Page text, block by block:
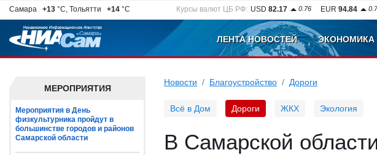
Самара +13 °C, Тольятти +14 °C Курсы валют ЦБ РФ: USD 82.17 0.76 EUR 94.84
ЛЕНТА НОВОСТЕЙ ЭКОНОМИКА
МЕРОПРИЯТИЯ
Мероприятия в День
физкультурника пройдут в
большинстве городов и районов
Самарской области
Новости Благоустройство Дороги
Всё в Дом Дороги ЖКХ Экология
В Самарской